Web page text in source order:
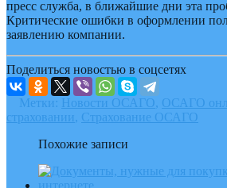
пресс служба, в ближайшие дни эта
Критические ошибки в оформлении
заявлению компании.
Поделиться новостью в соцсетях
Метки: Новости ОСАГО, ОСАГО
страховании, Страхование ОСАГО
Похожие записи